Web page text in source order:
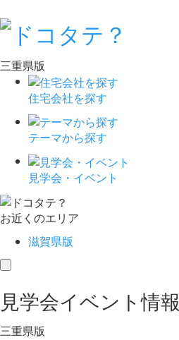
三重県版
住宅会社を探す
テーマから探す
見学会・イベント
お近くのエリア
滋賀県版
toggle
見学会イベント情報
三重県版